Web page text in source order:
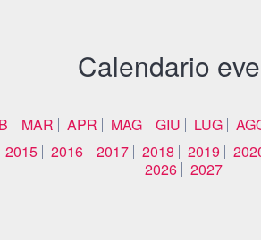
Calendario
MAR APR MAG GIU LUG
2015 2016 2017 2018 2019
2026
2027